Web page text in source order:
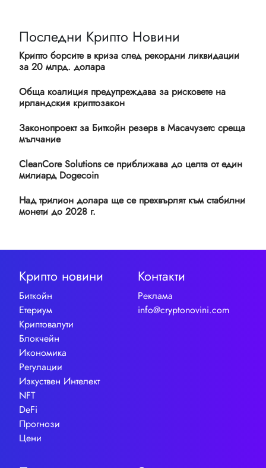
Последни Крипто Новини
Крипто борсите в криза след рекордни ликвидации
за 20 млрд. долара
Обща коалиция предупреждава за рисковете на
ирландския криптозакон
Законопроект за Биткойн резерв в Масачузетс среща
мълчание
CleanCore Solutions се приближава до целта от един
милиард Dogecoin
Над трилион долара ще се прехвърлят към стабилни
монети до 2028 г.
Крипто новини
Биткойн
Етериум
Криптовалути
Блокчейн
Икономика
Регулации
Изкуствен Интелект
NFT
DeFi
Прогнози
Цени
Контакти
Реклама
info@cryptonovini.com